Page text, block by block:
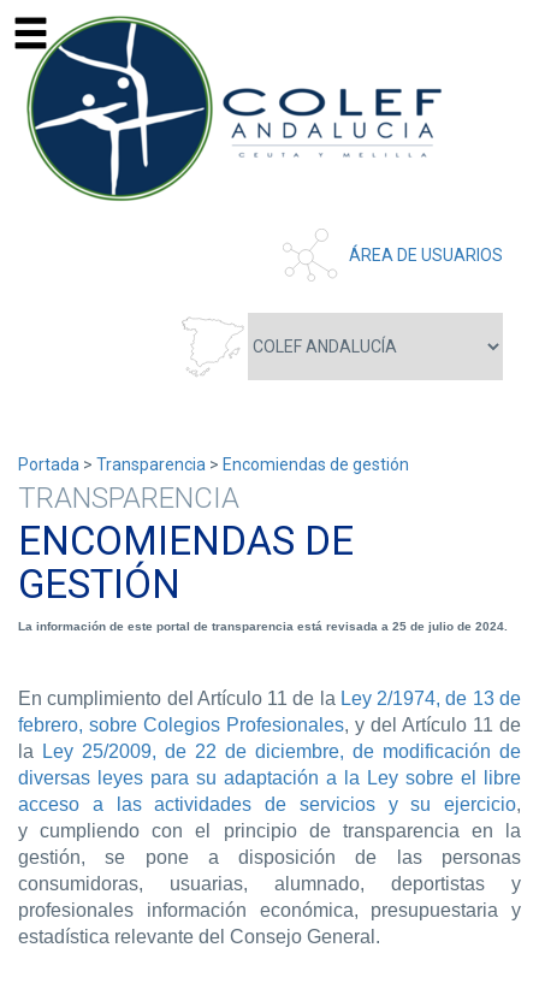
ÁREA DE USUARIOS
Portada > Transparencia > Encomiendas de gestión
TRANSPARENCIA
ENCOMIENDAS DE
GESTIÓN
La información de este portal de transparencia está revisada a 25 de julio de 2024.
En cumplimiento del Artículo 11 de la Ley 2/1974, de 13 de
febrero, sobre Colegios Profesionales, y del Artículo 11 de
la
Ley 25/2009, de 22 de diciembre, de modificación de
diversas leyes para su adaptación a la Ley sobre el libre
acceso a las actividades de servicios y su ejercicio,
y cumpliendo con el principio de transparencia en la
gestión, se pone a disposición de las personas
consumidoras, usuarias, alumnado, deportistas y
profesionales información económica, presupuestaria y
estadística relevante del Consejo General.